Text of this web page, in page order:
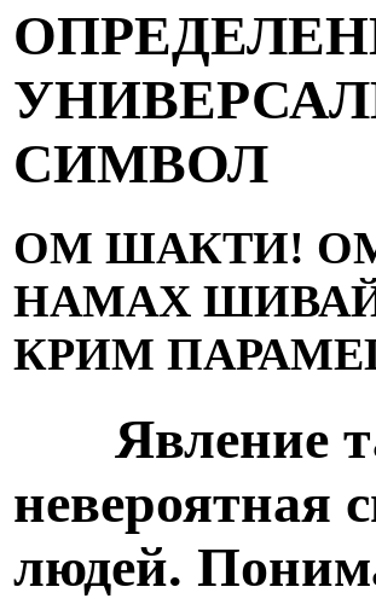
СИМВОЛ
ОМ ШАКТИ!
НАМАХ
КРИМ
Явление
невероятная
людей.